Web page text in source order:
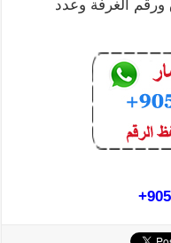
الغرفة وعدد